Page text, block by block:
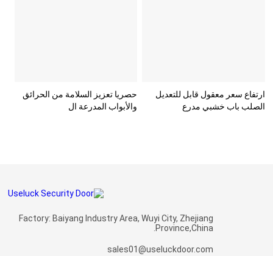
ارتفاع سعر معقول قابل للتعديل
الصلب باب خشبي مدرع
حصريا تعزيز السلامة من الحرائق
والأبواب المدرعة ال
Factory: Baiyang Industry Area, Wuyi City, Zhejiang
Province,China.
sales01@useluckdoor.com